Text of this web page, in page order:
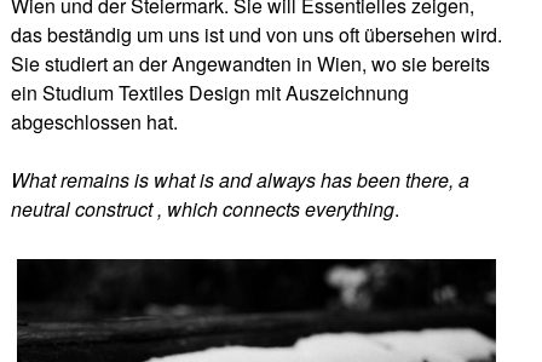
das beständig um uns ist und von uns oft übersehen wird.
Sie studiert an der Angewandten in Wien, wo sie bereits
ein Studium Textiles Design mit Auszeichnung
abgeschlossen hat.
What remains is what is and always has been there, a
neutral construct , which connects everything.